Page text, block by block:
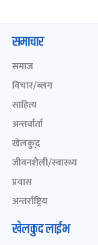
समाचार
समाज
विचार/ब्लग
साहित्य
अन्तर्वार्ता
खेलकुद़़
जीवनशैली/स्वास्थ्य
प्रवास
अन्तर्राष्ट्रिय
खेलकुद लाईभ